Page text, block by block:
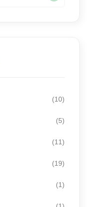
(10)
(5)
(11)
(19)
(1)